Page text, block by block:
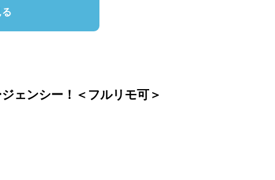
ェンシー！＜フルリモ可＞